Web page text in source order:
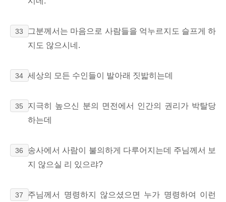
33 그분께서는 마음으로 사람들을 억누르지도 슬프게 하
지도 않으시네.
34 세상의 모든 수인들이 발아래 짓밟히는데
35
지극히 높으신 분의 면전에서 인간의 권리가 박탈당
하는데
36
송사에서 사람이 불의하게 다루어지는데 주님께서 보
지 않으실 리 있으랴?
37
주님께서 명령하지 않으셨으면 누가 명령하여 이런